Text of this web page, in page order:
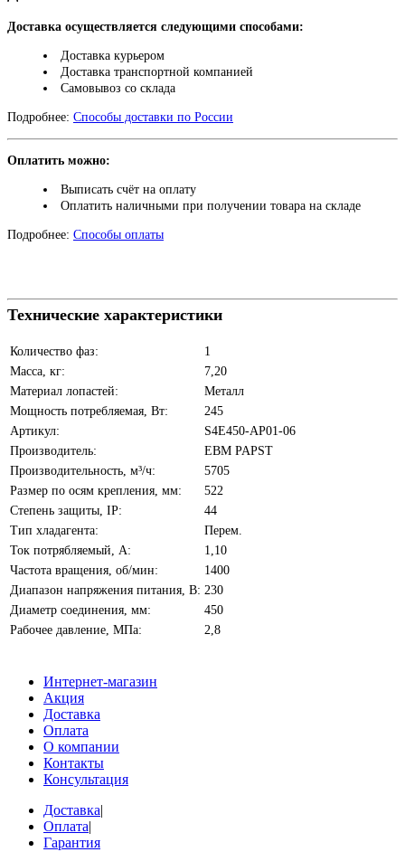
Доставка осуществляется следующими способами:
Доставка курьером
Доставка транспортной компанией
Самовывоз со склада
Подробнее: Способы доставки по России
Оплатить можно:
Выписать счёт на оплату
Оплатить наличными при получении товара на складе
Подробнее: Способы оплаты
Технические характеристики
Количество фаз:
1
Масса, кг:
7,20
Материал лопастей:
Металл
Мощность потребляемая, Вт:
245
Артикул:
S4E450-AP01-06
Производитель:
EBM PAPST
Производительность, м³/ч:
5705
Размер по осям крепления, мм:
522
Степень защиты, IP:
44
Тип хладагента:
Перем.
Ток потрябляемый, А:
1,10
Частота вращения, об/мин:
1400
Диапазон напряжения питания, В: 230
Диаметр соединения, мм:
450
Рабочее давление, МПа:
2,8
Интернет-магазин
Акция
Доставка
Оплата
О компании
Контакты
Консультация
Доставка|
Оплата|
Гарантия